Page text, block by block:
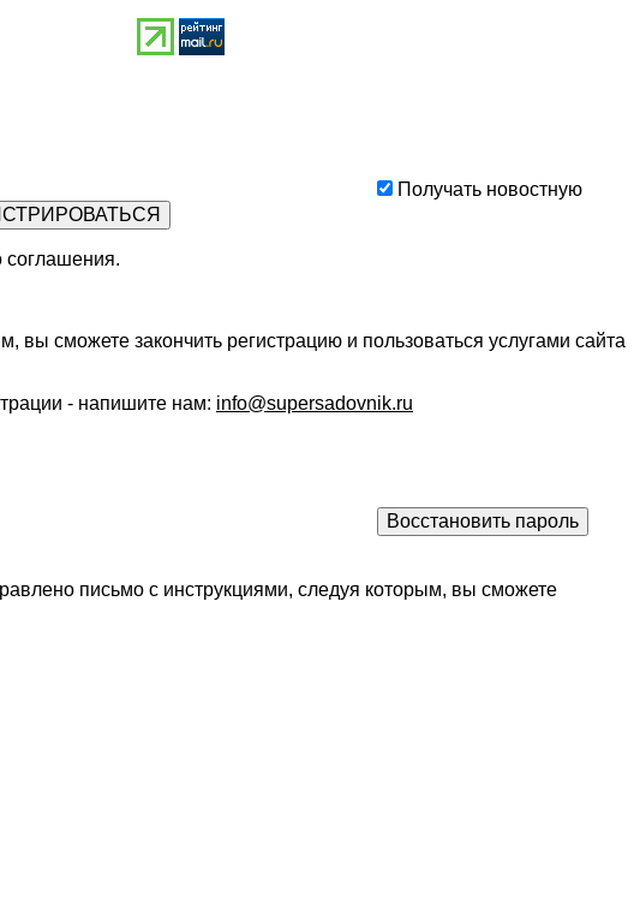
Получать новостную
соглашения.
сможете закончить регистрацию и пользоваться услугами сайта
- напишите нам: info@supersadovnik.ru
письмо с инструкциями, следуя которым, вы сможете